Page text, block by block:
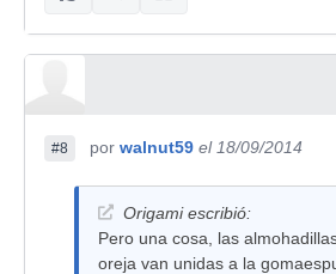
#8 por walnut59 el 18/09/2014
Origami escribió:
Pero una cosa, las
oreja van unidas a la